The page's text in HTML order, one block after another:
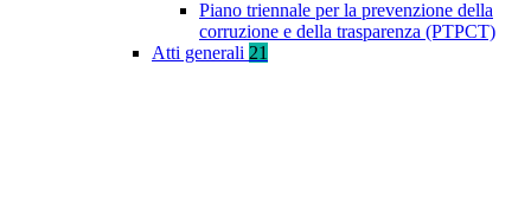
Piano triennale per la prevenzione della
corruzione e della trasparenza (PTPCT)
Atti generali 21